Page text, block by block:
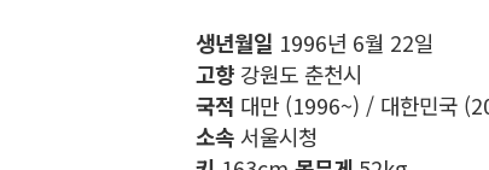
생년월일 1996년 6월 22일
고향 강원도 춘천시
국적 대만 (1996~) / 대한민국
소속 서울시청